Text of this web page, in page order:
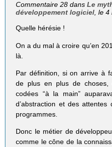
Commentaire 28 dansLe
développement logiciel, le 4
Quelle hérésie !
On a du mal à croire qu’en
là.
Par définition, si on arrive à
de plus en plus de choses,
codées “à la main”
d’abstraction et des
programmes.
Donc le métier de
comme le cône de la